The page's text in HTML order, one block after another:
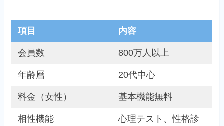
項目 内容
会員数 800万人以上
年齢層 20代中心
料金（女性） 基本機能無料
相性機能
心理テスト、性格診